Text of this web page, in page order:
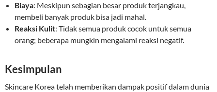
Biaya: Meskipun sebagian besar produk terjangkau,
membeli banyak produk bisa jadi mahal.
Reaksi Kulit: Tidak semua produk cocok untuk semua
orang; beberapa mungkin mengalami reaksi negatif.
Kesimpulan
Skincare Korea telah memberikan dampak positif dalam dunia